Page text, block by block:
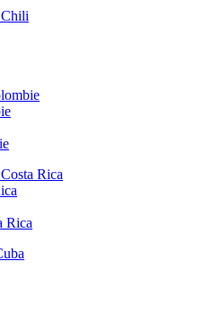
Rica
Rica